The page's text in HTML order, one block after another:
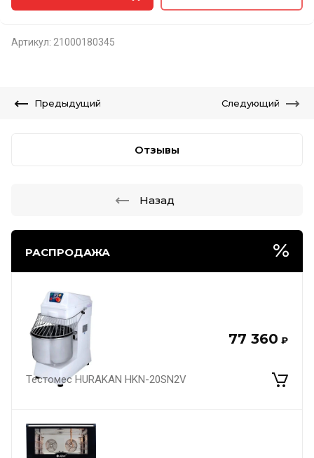
РАСПРОДАЖА
77 360 ₽
Тестомес HURAKAN HKN-20SN2V
Артикул: 21000180345
Предыдущий Следующий
Отзывы
Назад